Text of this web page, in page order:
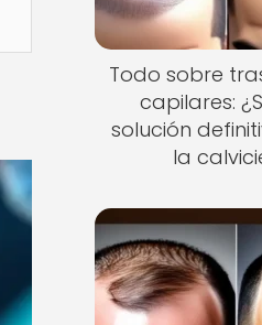
Todo sobre
capilares:
solución
la